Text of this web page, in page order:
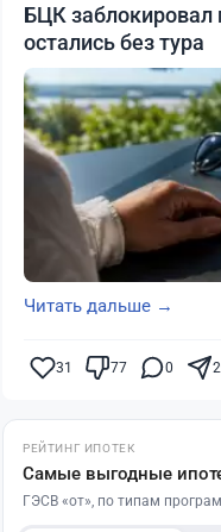
БЦК заблокировал
остались без тура
Читать дальше →
31 77 0
РЕЙТИНГ ИПОТЕК
Самые выгодные
ГЭСВ «от», по типам